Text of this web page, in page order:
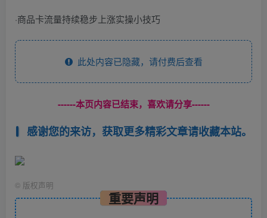
·商品卡流量持续稳步上涨实操小技巧
此处内容已隐藏，请付费后查看
------本页内容已结束，喜欢请分享------
感谢您的来访，获取更多精彩文章请收藏本站。
© 版权声明
重要声明